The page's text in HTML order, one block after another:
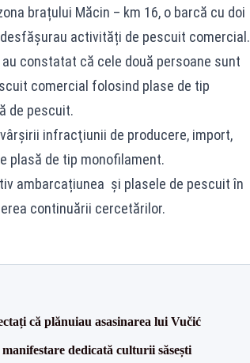
brațului Măcin – km 16, o barcă cu doi
activități de pescuit comercial.
constatat că cele două persoane sunt
comercial folosind plase de tip
de pescuit.
infracţiunii de producere, import,
plasă de tip monofilament.
ambarcațiunea şi plasele de pescuit în
continuării cercetărilor.
că plănuiau asasinarea lui Vučić
dedicată culturii săsești